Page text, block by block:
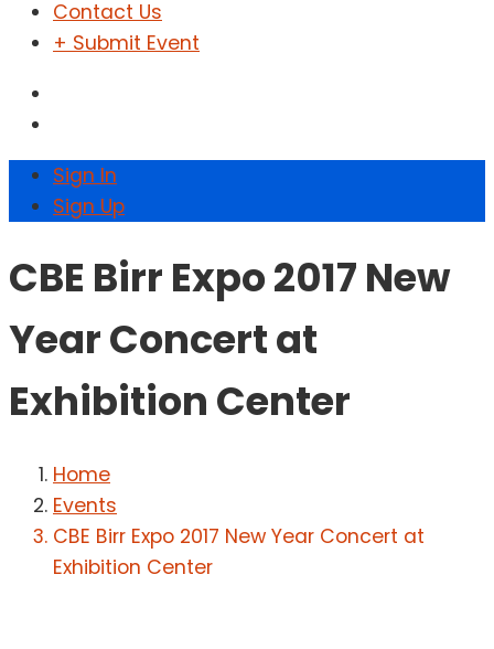
Contact Us
+ Submit Event
Sign In
Sign Up
CBE Birr Expo 2017 New
Year Concert at
Exhibition Center
Home
Events
CBE Birr Expo 2017 New Year Concert at
Exhibition Center